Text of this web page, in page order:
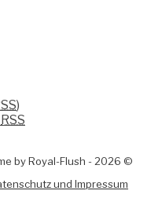
)
RSS
by Royal-Flush - 2026 ©
und Impressum